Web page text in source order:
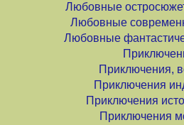
Любовные
Любовные
Любовные
Приключения,
Приключения
Приключения
Приключения